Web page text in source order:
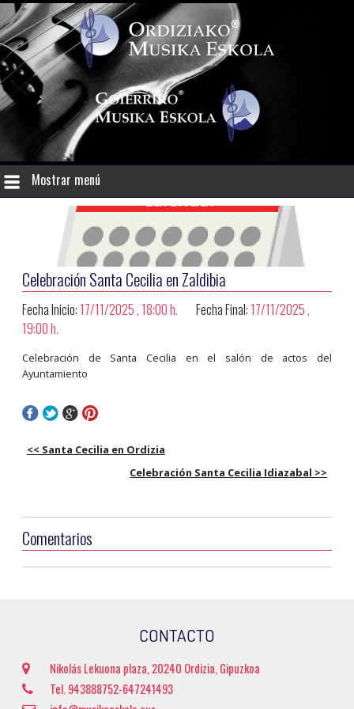
Mostrar menú
Celebración Santa Cecilia en Zaldibia
Fecha Inicio: 17/11/2025 , 18:00 h. Fecha Final: 17/11/2025 ,
19:00 h.
Celebración de Santa Cecilia en el salón de actos del
Ayuntamiento
<< Santa Cecilia en Ordizia
Celebración Santa Cecilia Idiazabal >>
Comentarios
CONTACTO
Nikolás Lekuona plaza, 20240 Ordizia, Gipuzkoa
Tel. 943888752-647241493